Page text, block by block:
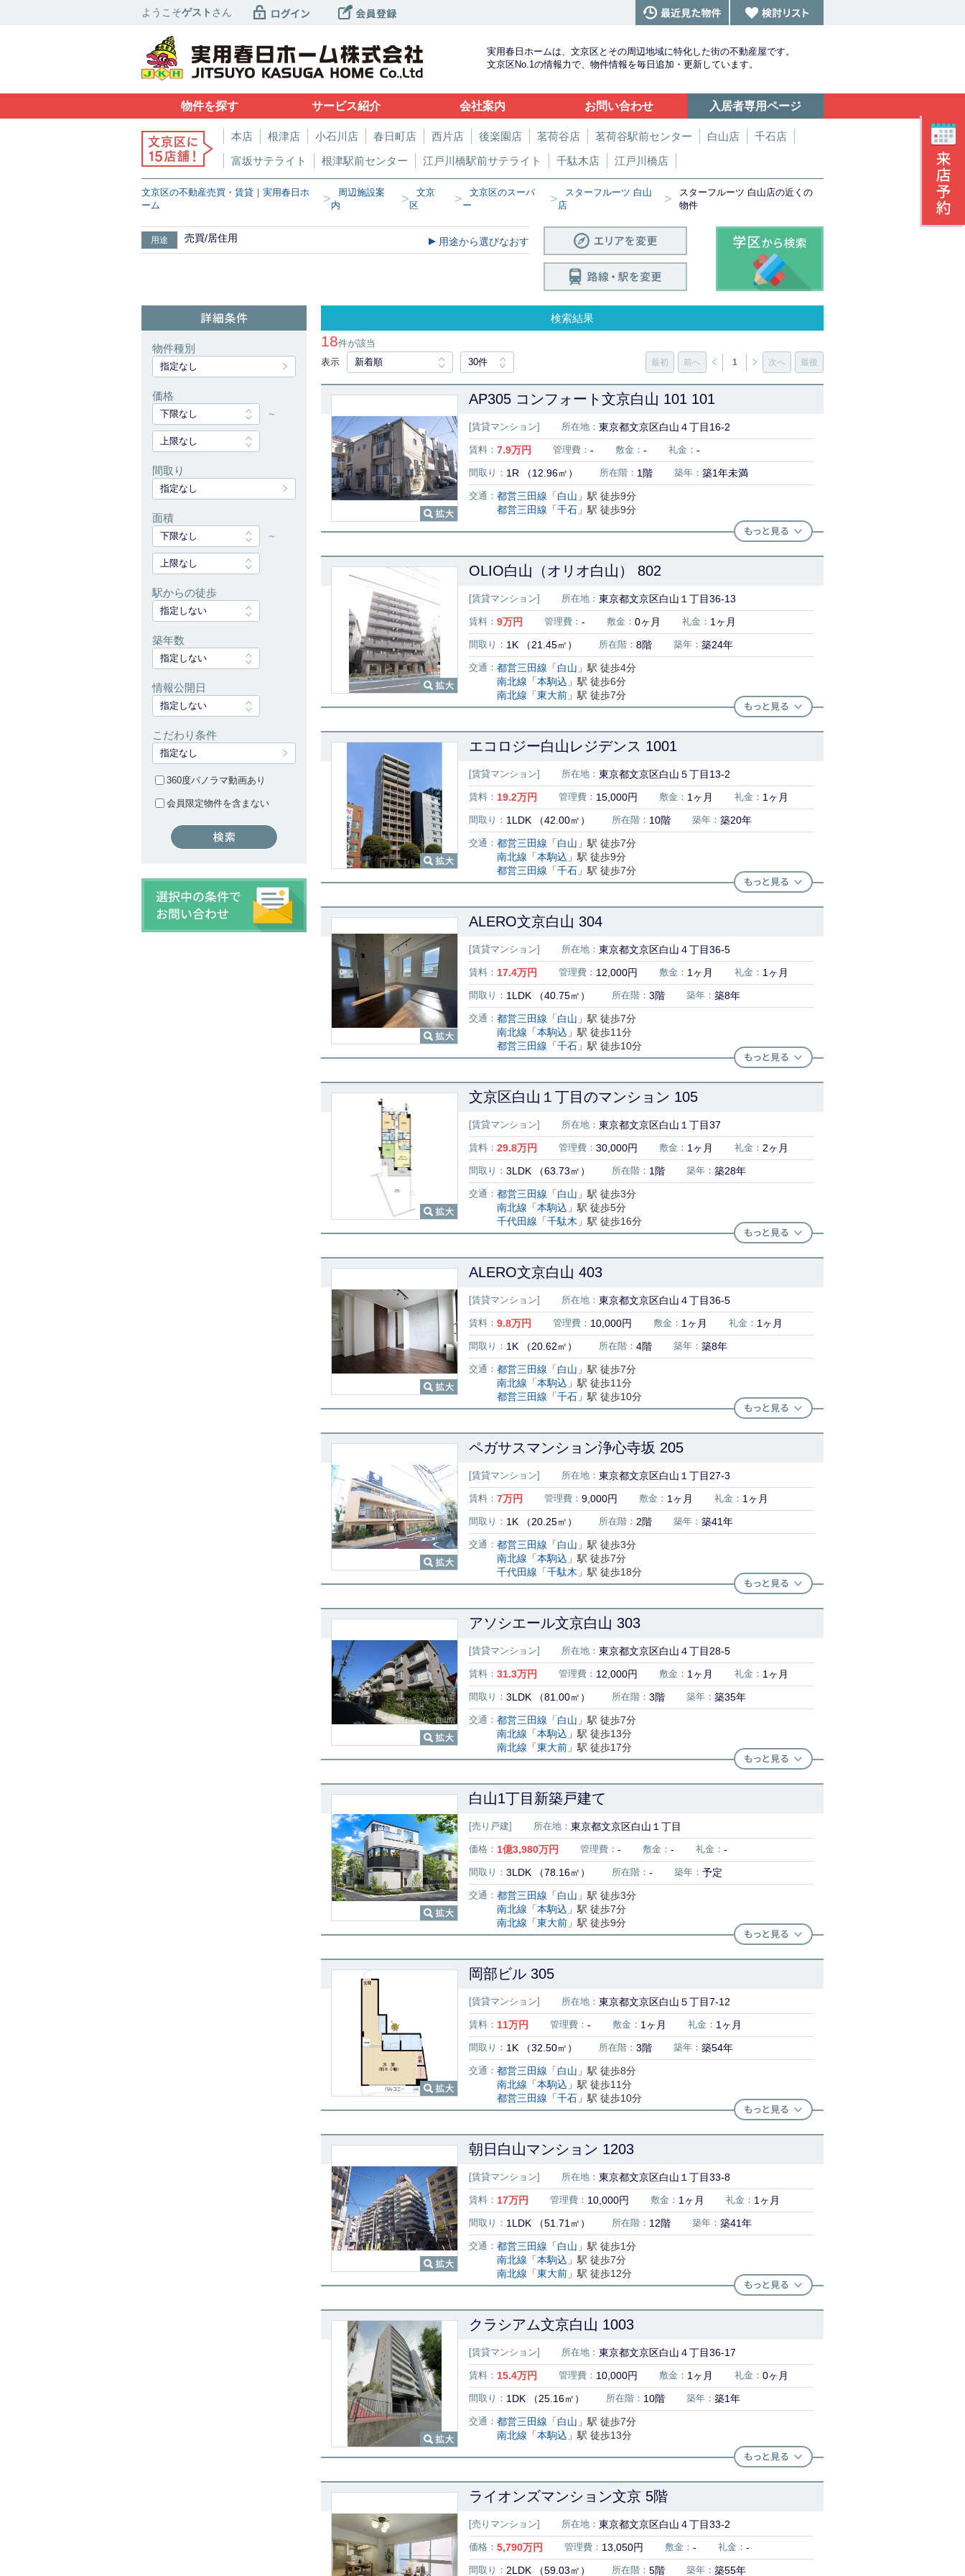
ようこそゲスト さん
実用春日ホームは、文京区とその周辺地域に特化した街の不動産屋です。
文京区No.1の情報力で、物件情報を毎日追加・更新しています。
物件を探す サービス紹介 会社案内 お問い合わせ 入居者専用ページ
本店 根津店 小石川店 春日町店 西片店 後楽園店 茗荷谷店 茗荷谷駅前センター 白山店
千石店
富坂サテライト
根津駅前センター 江戸川橋駅前サテライト 千駄木店 江戸川橋店
文京区の不動産売買・賃貸｜実用春日ホ
ーム
>
周辺施設案
内
>
文京
区
>
文京区のスーパ
ー
>
スターフルーツ 白山
店
>
スターフルーツ 白山店の近くの
物件
用途 売買/居住用 用途から選びなおす
検索結果
18件が該当
表示
新着順 30件 最初 前へ 1 次へ 最後
AP305 コンフォート文京白山 101 101
[賃貸マンション] 所在地： 東京都文京区白山４丁目16-2
賃料： 7.9万円 管理費： - 敷金： - 礼金： -
間取り： 1R （12.96㎡） 所在階： 1階 築年： 築1年未満
交通： 都営三田線 「白山 」駅 徒歩9分
都営三田線 「千石 」駅 徒歩9分
OLIO白山（オリオ白山） 802
[賃貸マンション] 所在地： 東京都文京区白山１丁目36-13
賃料： 9万円 管理費： - 敷金： 0ヶ月 礼金： 1ヶ月
間取り： 1K （21.45㎡） 所在階： 8階 築年： 築24年
交通： 都営三田線 「白山 」駅 徒歩4分
南北線 「本駒込 」駅 徒歩6分
南北線 「東大前 」駅 徒歩7分
エコロジー白山レジデンス 1001
[賃貸マンション] 所在地： 東京都文京区白山５丁目13-2
賃料： 19.2万円 管理費： 15,000円 敷金： 1ヶ月 礼金： 1ヶ月
間取り： 1LDK （42.00㎡） 所在階： 10階 築年： 築20年
交通： 都営三田線 「白山 」駅 徒歩7分
南北線 「本駒込 」駅 徒歩9分
都営三田線 「千石 」駅 徒歩7分
ALERO文京白山 304
[賃貸マンション] 所在地： 東京都文京区白山４丁目36-5
賃料： 17.4万円 管理費： 12,000円 敷金： 1ヶ月 礼金： 1ヶ月
間取り： 1LDK （40.75㎡） 所在階： 3階 築年： 築8年
交通： 都営三田線 「白山 」駅 徒歩7分
南北線 「本駒込 」駅 徒歩11分
都営三田線 「千石 」駅 徒歩10分
文京区白山１丁目のマンション 105
[賃貸マンション] 所在地： 東京都文京区白山１丁目37
賃料： 29.8万円 管理費： 30,000円 敷金： 1ヶ月 礼金： 2ヶ月
間取り： 3LDK （63.73㎡） 所在階： 1階 築年： 築28年
交通： 都営三田線 「白山 」駅 徒歩3分
南北線 「本駒込 」駅 徒歩5分
千代田線 「千駄木 」駅 徒歩16分
ALERO文京白山 403
[賃貸マンション] 所在地： 東京都文京区白山４丁目36-5
賃料： 9.8万円 管理費： 10,000円 敷金： 1ヶ月 礼金： 1ヶ月
間取り： 1K （20.62㎡） 所在階： 4階 築年： 築8年
交通： 都営三田線 「白山 」駅 徒歩7分
南北線 「本駒込 」駅 徒歩11分
都営三田線 「千石 」駅 徒歩10分
ペガサスマンション浄心寺坂 205
[賃貸マンション] 所在地： 東京都文京区白山１丁目27-3
賃料： 7万円 管理費： 9,000円 敷金： 1ヶ月 礼金： 1ヶ月
間取り： 1K （20.25㎡） 所在階： 2階 築年： 築41年
交通： 都営三田線 「白山 」駅 徒歩3分
南北線 「本駒込 」駅 徒歩7分
千代田線 「千駄木 」駅 徒歩18分
アソシエール文京白山 303
[賃貸マンション] 所在地： 東京都文京区白山４丁目28-5
賃料： 31.3万円 管理費： 12,000円 敷金： 1ヶ月 礼金： 1ヶ月
間取り： 3LDK （81.00㎡） 所在階： 3階 築年： 築35年
交通： 都営三田線 「白山 」駅 徒歩7分
南北線 「本駒込 」駅 徒歩13分
南北線 「東大前 」駅 徒歩17分
白山1丁目新築戸建て
[売り戸建] 所在地： 東京都文京区白山１丁目
価格： 1億3,980万円 管理費： - 敷金： - 礼金： -
間取り： 3LDK （78.16㎡） 所在階： - 築年： 予定
交通： 都営三田線 「白山 」駅 徒歩3分
南北線 「本駒込 」駅 徒歩7分
南北線 「東大前 」駅 徒歩9分
岡部ビル 305
[賃貸マンション] 所在地： 東京都文京区白山５丁目7-12
賃料： 11万円 管理費： - 敷金： 1ヶ月 礼金： 1ヶ月
間取り： 1K （32.50㎡） 所在階： 3階 築年： 築54年
交通： 都営三田線 「白山 」駅 徒歩8分
南北線 「本駒込 」駅 徒歩11分
都営三田線 「千石 」駅 徒歩10分
朝日白山マンション 1203
[賃貸マンション] 所在地： 東京都文京区白山１丁目33-8
賃料： 17万円 管理費： 10,000円 敷金： 1ヶ月 礼金： 1ヶ月
間取り： 1LDK （51.71㎡） 所在階： 12階 築年： 築41年
交通： 都営三田線 「白山 」駅 徒歩1分
南北線 「本駒込 」駅 徒歩7分
南北線 「東大前 」駅 徒歩12分
クラシアム文京白山 1003
[賃貸マンション] 所在地： 東京都文京区白山４丁目36-17
賃料： 15.4万円 管理費： 10,000円 敷金： 1ヶ月 礼金： 0ヶ月
間取り： 1DK （25.16㎡） 所在階： 10階 築年： 築1年
交通： 都営三田線 「白山 」駅 徒歩7分
南北線 「本駒込 」駅 徒歩13分
ライオンズマンション文京 5階
[売りマンション] 所在地： 東京都文京区白山４丁目33-2
価格： 5,790万円 管理費： 13,050円 敷金： - 礼金： -
間取り： 2LDK （59.03㎡） 所在階： 5階 築年： 築55年
物件種別
指定なし
価格
下限なし ～
上限なし
間取り
指定なし
面積
下限なし ～
上限なし
駅からの徒歩
指定しない
築年数
指定しない
情報公開日
指定しない
こだわり条件
指定なし
360度パノラマ動画あり
会員限定物件を含まない